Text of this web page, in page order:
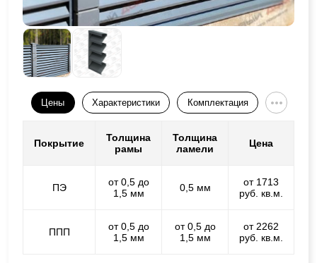
Цены Характеристики Комплектация
Покрытие
Толщина
рамы
Толщина
ламели
Цена
ПЭ
от 0,5 до
1,5 мм
0,5 мм
от 1713
руб. кв.м.
ППП
от 0,5 до
1,5 мм
от 0,5 до
1,5 мм
от 2262
руб. кв.м.